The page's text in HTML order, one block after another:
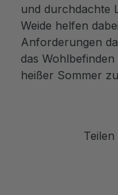
und durchdachte
Weide helfen
Anforderungen
das
heißer Sommer
Teilen